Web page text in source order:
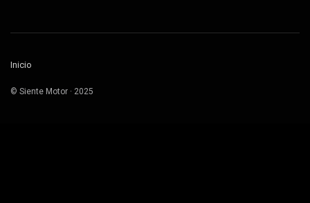
Inicio
© Siente Motor · 2025